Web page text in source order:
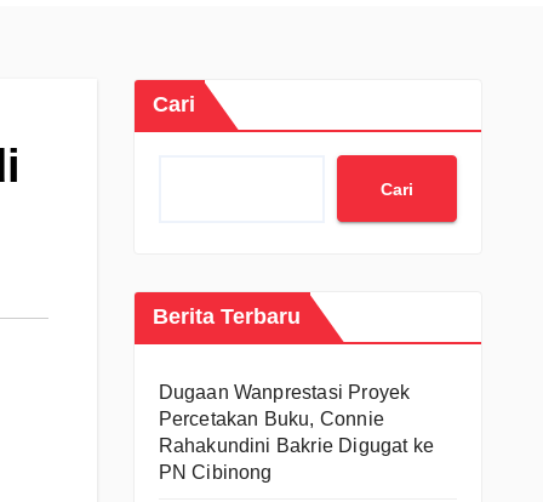
Cari
Cari
Berita Terbaru
Dugaan Wanprestasi Proyek
Percetakan Buku, Connie
Rahakundini Bakrie Digugat ke
PN Cibinong